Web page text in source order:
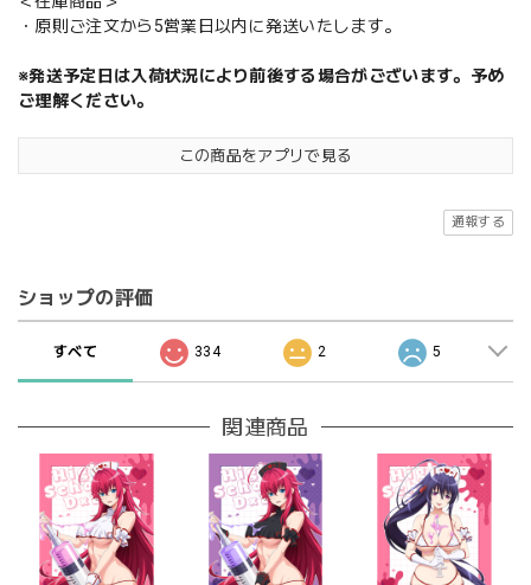
・原則ご注文から5営業日以内に発送いたします。
※発送予定日は入荷状況により前後する場合がございます。予め
ご理解ください。
この商品をアプリで見る
通報する
ショップの評価
すべて 334 2 5
関連商品